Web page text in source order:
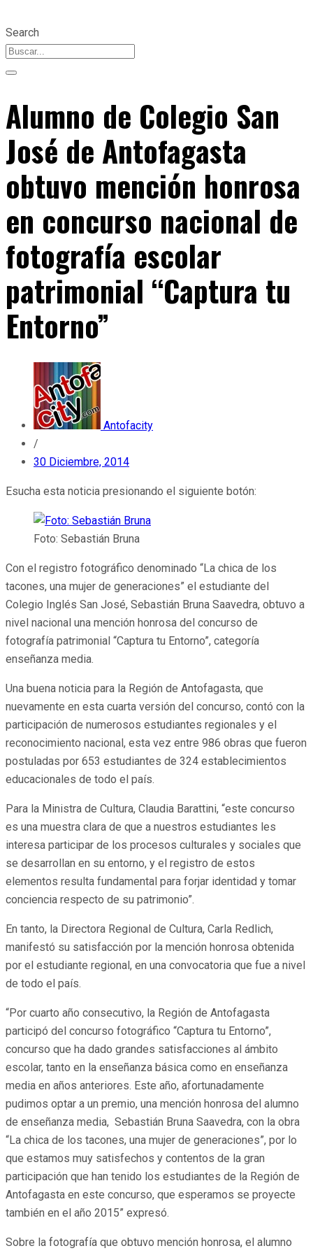
Search
Alumno de Colegio San
José de Antofagasta
obtuvo mención honrosa
en concurso nacional de
fotografía escolar
patrimonial “Captura tu
Entorno”
Antofacity
/
30 Diciembre, 2014
Esucha esta noticia presionando el siguiente botón:
Foto: Sebastián Bruna
Con el registro fotográfico denominado “La chica de los
tacones, una mujer de generaciones” el estudiante del
Colegio Inglés San José, Sebastián Bruna Saavedra, obtuvo a
nivel nacional una mención honrosa del concurso de
fotografía patrimonial “Captura tu Entorno”, categoría
enseñanza media.
Una buena noticia para la Región de Antofagasta, que
nuevamente en esta cuarta versión del concurso, contó con la
participación de numerosos estudiantes regionales y el
reconocimiento nacional, esta vez entre 986 obras que fueron
postuladas por 653 estudiantes de 324 establecimientos
educacionales de todo el país.
Para la Ministra de Cultura, Claudia Barattini, “este concurso
es una muestra clara de que a nuestros estudiantes les
interesa participar de los procesos culturales y sociales que
se desarrollan en su entorno, y el registro de estos
elementos resulta fundamental para forjar identidad y tomar
conciencia respecto de su patrimonio”.
En tanto, la Directora Regional de Cultura, Carla Redlich,
manifestó su satisfacción por la mención honrosa obtenida
por el estudiante regional, en una convocatoria que fue a nivel
de todo el país.
“Por cuarto año consecutivo, la Región de Antofagasta
participó del concurso fotográfico “Captura tu Entorno”,
concurso que ha dado grandes satisfacciones al ámbito
escolar, tanto en la enseñanza básica como en enseñanza
media en años anteriores. Este año, afortunadamente
pudimos optar a un premio, una mención honrosa del alumno
de enseñanza media, Sebastián Bruna Saavedra, con la obra
“La chica de los tacones, una mujer de generaciones”, por lo
que estamos muy satisfechos y contentos de la gran
participación que han tenido los estudiantes de la Región de
Antofagasta en este concurso, que esperamos se proyecte
también en el año 2015” expresó.
Sobre la fotografía que obtuvo mención honrosa, el alumno